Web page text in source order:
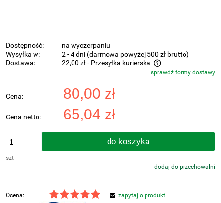
Dostępność:
na wyczerpaniu
Wysyłka w:
2 - 4 dni (darmowa powyżej 500 zł brutto)
Dostawa:
22,00 zł- Przesyłka kurierska
Cena nie zawiera ewentualnych kosztów płatnościsprawdź formy dostawy
Cena: 80,00 zł
Cena netto: 65,04 zł
szt
do koszyka
dodaj do przechowalni
Ocena:
zapytaj o produkt